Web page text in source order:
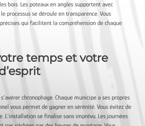
bois. Les poteaux en angles supportent avec
processus se déroule en transparence. Vous
qui facilitent la compréhension de chaque
temps et votre
chronophage. Chaque municipe a ses propres
vous permet de gagner en sérénité. Vous évitez de
L’installation se finalise sans imprévu. Les journées